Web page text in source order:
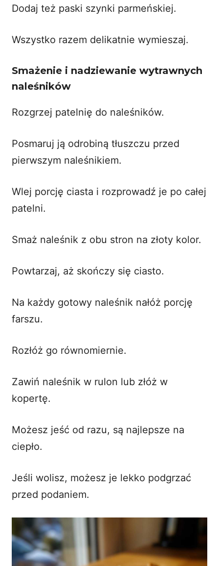
Dodaj też paski szynki parmeńskiej.
Wszystko razem delikatnie wymieszaj.
Smażenie i nadziewanie wytrawnych
naleśników
Rozgrzej patelnię do naleśników.
Posmaruj ją odrobiną tłuszczu przed
pierwszym naleśnikiem.
Wlej porcję ciasta i rozprowadź je po całej
patelni.
Smaż naleśnik z obu stron na złoty kolor.
Powtarzaj, aż skończy się ciasto.
Na każdy gotowy naleśnik nałóż porcję
farszu.
Rozłóż go równomiernie.
Zawiń naleśnik w rulon lub złóż w
kopertę.
Możesz jeść od razu, są najlepsze na
ciepło.
Jeśli wolisz, możesz je lekko podgrzać
przed podaniem.